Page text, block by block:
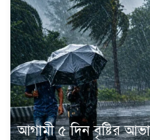
আগামী ৫ দিন বৃষ্টির